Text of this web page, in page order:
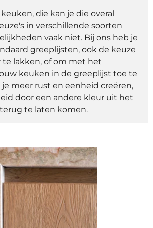
die kan je die overal
in verschillende soorten
vaak niet. Bij ons heb je
greeplijsten, ook de keuze
te lakken, of om met het
keuken in de greeplijst toe te
je meer rust en eenheid creëren,
door een andere kleur uit het
te laten komen.